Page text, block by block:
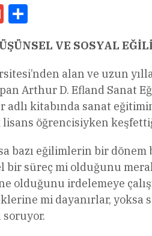
Gmail
VE SOSYAL
alan ve uzun
Arthur D. Efland Sanat
adlı kitabında sanat
lisans öğrencisiyken
bazı eğilimlerin bir dönem
bir süreç mi olduğunu
olduğunu irdelemeye
mi dayanırlar, yoksa
soruyor.